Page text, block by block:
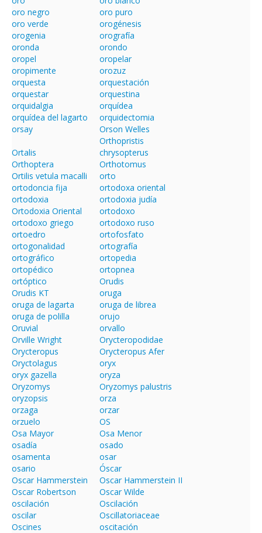
oro negro
oro puro
oro verde
orogénesis
orogenia
orografía
oronda
orondo
oropel
oropelar
oropimente
orozuz
orquesta
orquestación
orquestar
orquestina
orquidalgia
orquídea
orquídea del lagarto
orquidectomia
orsay
Orson Welles
Ortalis
Orthopristis
chrysopterus
Orthoptera
Orthotomus
Ortilis vetula macalli
orto
ortodoncia fija
ortodoxa oriental
ortodoxia
ortodoxia judía
Ortodoxia Oriental
ortodoxo
ortodoxo griego
ortodoxo ruso
ortoedro
ortofosfato
ortogonalidad
ortografía
ortográfico
ortopedia
ortopédico
ortopnea
ortóptico
Orudis
Orudis KT
oruga
oruga de lagarta
oruga de librea
oruga de polilla
orujo
Oruvial
orvallo
Orville Wright
Orycteropodidae
Orycteropus
Orycteropus Afer
Oryctolagus
oryx
oryx gazella
oryza
Oryzomys
Oryzomys palustris
oryzopsis
orza
orzaga
orzar
orzuelo
OS
Osa Mayor
Osa Menor
osadía
osado
osamenta
osar
osario
Óscar
Oscar Hammerstein
Oscar Hammerstein II
Oscar Robertson
Oscar Wilde
oscilación
Oscilación
oscilar
Oscillatoriaceae
Oscines
oscitación